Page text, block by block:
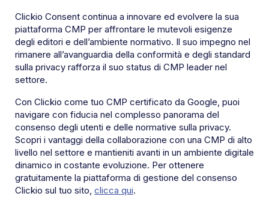
Clickio Consent continua a innovare ed evolvere la sua
piattaforma CMP per affrontare le mutevoli esigenze
degli editori e dell’ambiente normativo. Il suo impegno nel
rimanere all’avanguardia della conformità e degli standard
sulla privacy rafforza il suo status di CMP leader nel
settore.
Con Clickio come tuo CMP certificato da Google, puoi
navigare con fiducia nel complesso panorama del
consenso degli utenti e delle normative sulla privacy.
Scopri i vantaggi della collaborazione con una CMP di alto
livello nel settore e mantieniti avanti in un ambiente digitale
dinamico in costante evoluzione. Per ottenere
gratuitamente la piattaforma di gestione del consenso
Clickio sul tuo sito, clicca qui.